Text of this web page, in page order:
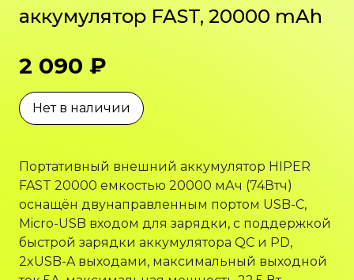
аккумулятор FAST, 20000 mAh
2 090 ₽
Нет в наличии
Портативный внешний аккумулятор HIPER
FAST 20000 емкостью 20000 мАч (74Втч)
оснащён двунаправленным портом USB-C,
Micro-USB входом для зарядки, с поддержкой
быстрой зарядки аккумулятора QC и PD,
2xUSB-A выходами, максимальный выходной